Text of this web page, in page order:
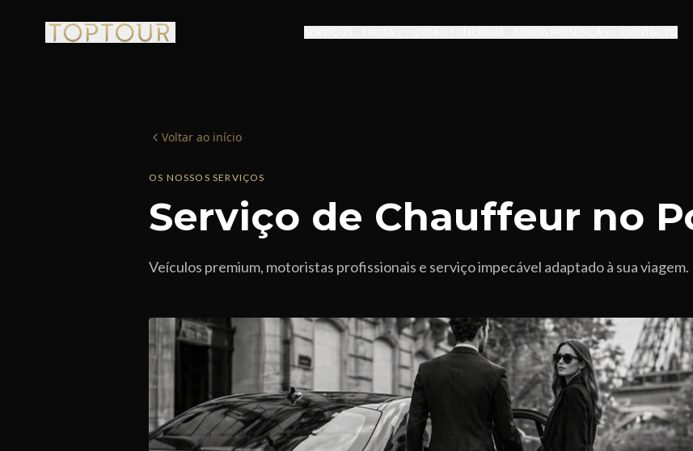
Voltar ao início
OS NOSSOS SERVIÇOS
Serviço de Chauffeur no
Veículos premium, motoristas profissionais e serviço impecável adaptado à sua viagem.